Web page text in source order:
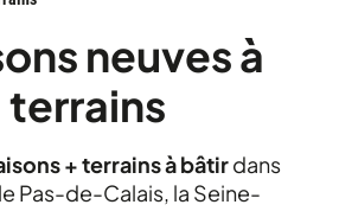
neuves à
+ terrains à bâtirdans
Pas-de-Calais, la Seine-